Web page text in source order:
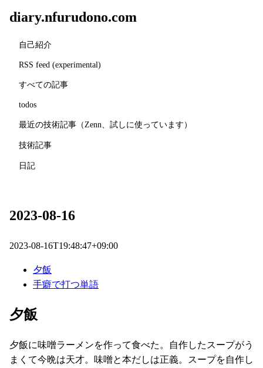
diary.nfurudono.com
自己紹介
RSS feed (experimental)
すべての記事
todos
最近の技術記事（Zenn、試しに使っています）
技術記事
日記
2023-08-16
2023-08-16T19:48:47+09:00
夕飯
手癖で打つ単語
夕飯
夕飯に味噌ラーメンを作って食べた。自作したスープがう
まくて今晩は天才。味噌と本だしは正義。スープを自作し